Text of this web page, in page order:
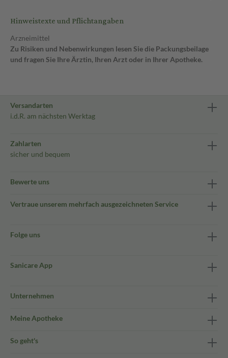
Hinweistexte und Pflichtangaben
Arzneimittel
Zu Risiken und Nebenwirkungen lesen Sie die Packungsbeilage
und fragen Sie Ihre Ärztin, Ihren Arzt oder in Ihrer Apotheke.
Versandarten
i.d.R. am nächsten Werktag
Zahlarten
sicher und bequem
Bewerte uns
Vertraue unserem mehrfach ausgezeichneten Service
Folge uns
Sanicare App
Unternehmen
Meine Apotheke
So geht's